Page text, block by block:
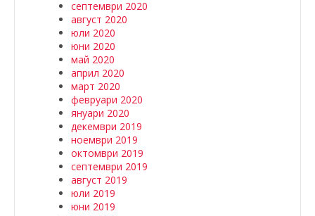
септември 2020
август 2020
юли 2020
юни 2020
май 2020
април 2020
март 2020
февруари 2020
януари 2020
декември 2019
ноември 2019
октомври 2019
септември 2019
август 2019
юли 2019
юни 2019